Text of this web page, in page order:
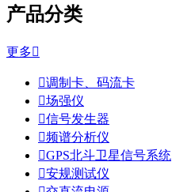
产品分类
更多
调制卡、码流卡
场强仪
信号发生器
频谱分析仪
GPS北斗卫星信号系统
安规测试仪